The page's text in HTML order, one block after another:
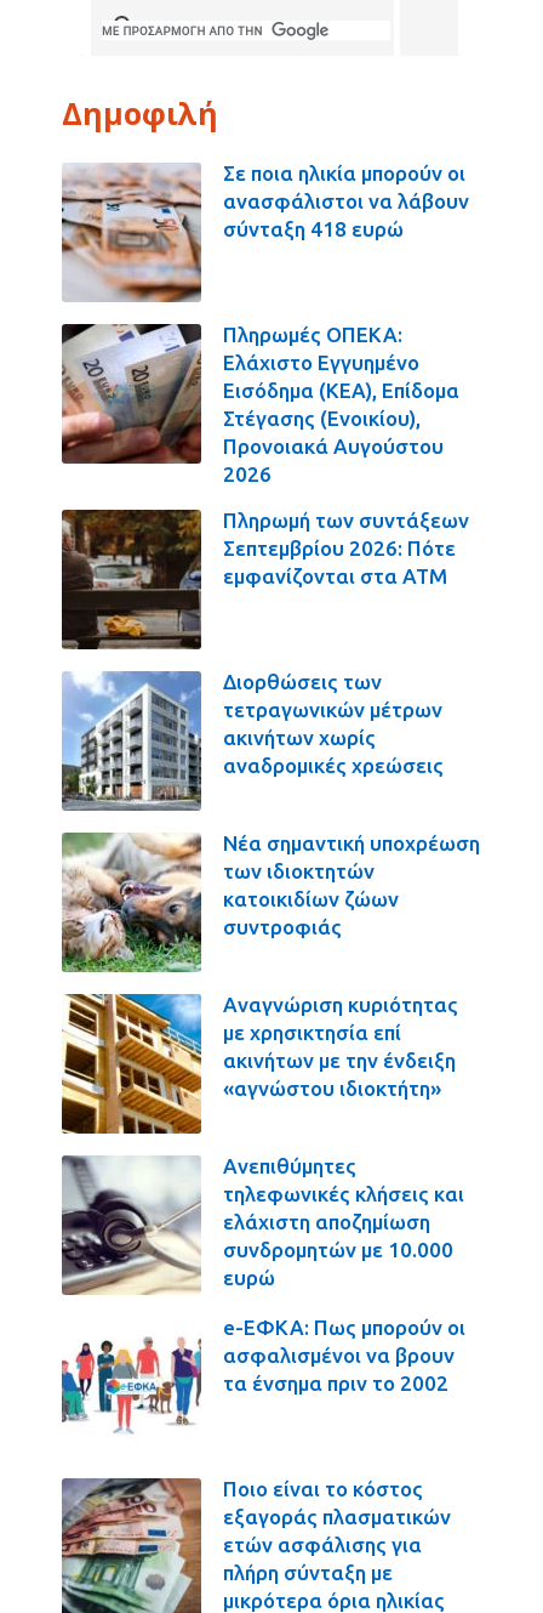
Δημοφιλή
Σε ποια ηλικία μπορούν οι
ανασφάλιστοι να λάβουν
σύνταξη 418 ευρώ
Πληρωμές ΟΠΕΚΑ:
Ελάχιστο Εγγυημένο
Εισόδημα (ΚΕΑ), Επίδομα
Στέγασης (Ενοικίου),
Προνοιακά Αυγούστου
2026
Πληρωμή των συντάξεων
Σεπτεμβρίου 2026: Πότε
εμφανίζονται στα ΑΤΜ
Διορθώσεις των
τετραγωνικών μέτρων
ακινήτων χωρίς
αναδρομικές χρεώσεις
Νέα σημαντική υποχρέωση
των ιδιοκτητών
κατοικιδίων ζώων
συντροφιάς
Αναγνώριση κυριότητας
με χρησικτησία επί
ακινήτων με την ένδειξη
«αγνώστου ιδιοκτήτη»
Ανεπιθύμητες
τηλεφωνικές κλήσεις και
ελάχιστη αποζημίωση
συνδρομητών με 10.000
ευρώ
e-ΕΦΚΑ: Πως μπορούν οι
ασφαλισμένοι να βρουν
τα ένσημα πριν το 2002
Ποιο είναι το κόστος
εξαγοράς πλασματικών
ετών ασφάλισης για
πλήρη σύνταξη με
μικρότερα όρια ηλικίας